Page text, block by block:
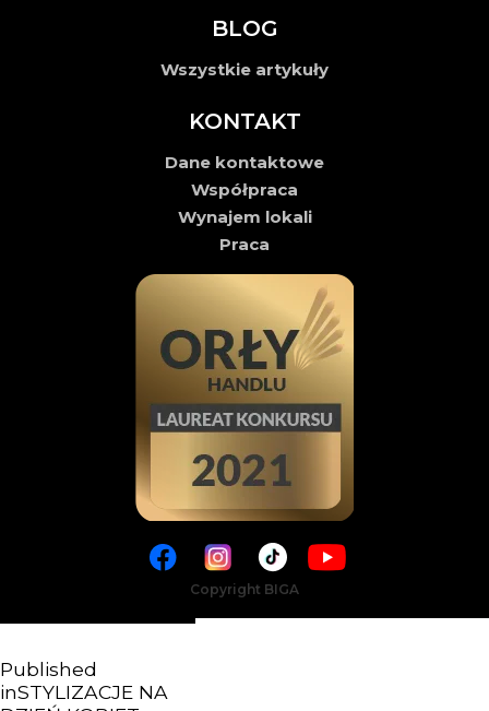
BLOG
Wszystkie artykuły
KONTAKT
Dane kontaktowe
Współpraca
Wynajem lokali
Praca
Copyright BIGA
Published
inSTYLIZACJE NA